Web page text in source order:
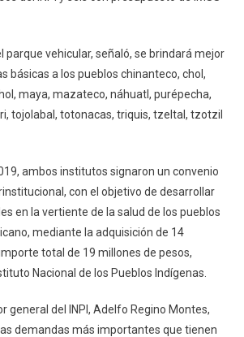
parque vehicular, señaló, se brindará mejor
básicas a los pueblos chinanteco, chol,
maya, mazateco, náhuatl, purépecha,
tojolabal, totonacas, triquis, tzeltal, tzotzil
ambos institutos signaron un convenio
con el objetivo de desarrollar
en la vertiente de la salud de los pueblos
mediante la adquisición de 14
total de 19 millones de pesos,
Nacional de los Pueblos Indígenas.
general del INPI, Adelfo Regino Montes,
demandas más importantes que tienen